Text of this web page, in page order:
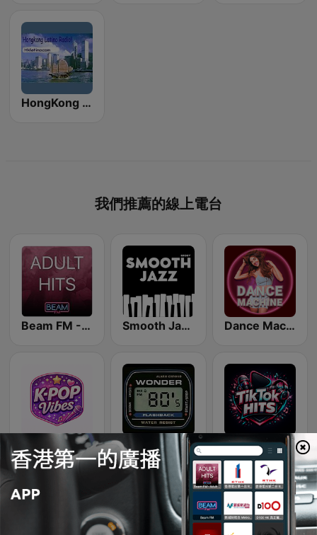
HongKong Latino Radio
我們推薦的線上電台
Beam FM - Adult Hits Smooth Jazz - Groov Dance Machine
K-Pop Vibes Wonder 80's TikTok Hits